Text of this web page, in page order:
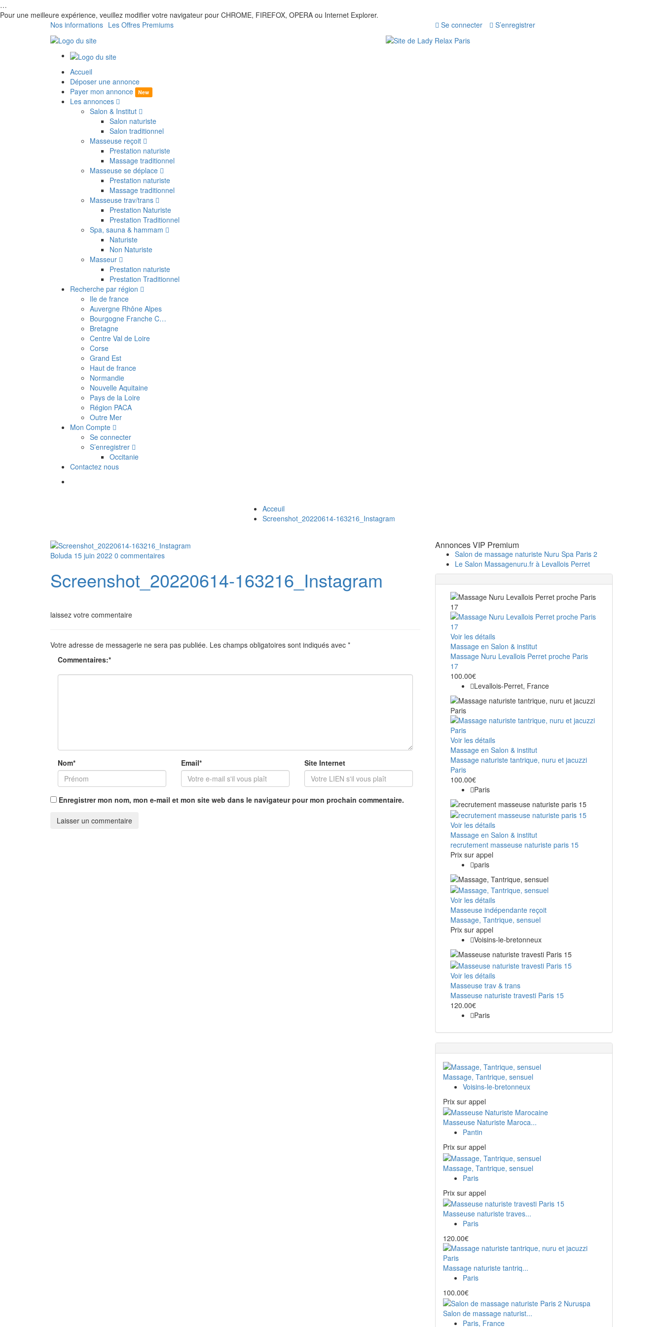
…
Pour une meilleure expérience, veuillez modifier votre navigateur pour CHROME, FIREFOX, OPERA ou Internet Explorer.
Nos informations Les Offres Premiums Se connecter S’enregistrer
Accueil
Déposer une annonce
Payer mon annonce
New
Les annonces
Salon & Institut
Salon naturiste
Salon traditionnel
Masseuse reçoit
Prestation naturiste
Massage traditionnel
Masseuse se déplace
Prestation naturiste
Massage traditionnel
Masseuse trav/trans
Prestation Naturiste
Prestation Traditionnel
Spa, sauna & hammam
Naturiste
Non Naturiste
Masseur
Prestation naturiste
Prestation Traditionnel
Recherche par région
Ile de france
Auvergne Rhône Alpes
Bourgogne Franche C…
Bretagne
Centre Val de Loire
Corse
Grand Est
Haut de france
Normandie
Nouvelle Aquitaine
Pays de la Loire
Région PACA
Outre Mer
Mon Compte
Se connecter
S’enregistrer
Occitanie
Contactez nous
Acceuil
Screenshot_20220614-163216_Instagram
Boluda 15 juin 2022 0 commentaires
Screenshot_20220614-163216_Instagram
laissez votre commentaire
Votre adresse de messagerie ne sera pas publiée. Les champs obligatoires sont indiqués avec *
Commentaires:*
Nom* Email* Site Internet
Enregistrer mon nom, mon e-mail et mon site web dans le navigateur pour mon prochain commentaire.
Annonces VIP Premium
Salon de massage naturiste Nuru Spa Paris 2
Le Salon Massagenuru.fr à Levallois Perret
Voir les détails
Massage en Salon & institut
Massage Nuru Levallois Perret proche Paris
17
100.00€
Levallois-Perret, France
Voir les détails
Massage en Salon & institut
Massage naturiste tantrique, nuru et jacuzzi
Paris
100.00€
Paris
Voir les détails
Massage en Salon & institut
recrutement masseuse naturiste paris 15
Prix ​​sur appel
paris
Voir les détails
Masseuse indépendante reçoit
Massage, Tantrique, sensuel
Prix ​​sur appel
Voisins-le-bretonneux
Voir les détails
Masseuse trav & trans
Masseuse naturiste travesti Paris 15
120.00€
Paris
Massage, Tantrique, sensuel
Voisins-le-bretonneux
Prix ​​sur appel
Masseuse Naturiste Maroca...
Pantin
Prix ​​sur appel
Massage, Tantrique, sensuel
Paris
Prix ​​sur appel
Masseuse naturiste traves...
Paris
120.00€
Massage naturiste tantriq...
Paris
100.00€
Salon de massage naturist...
Paris, France